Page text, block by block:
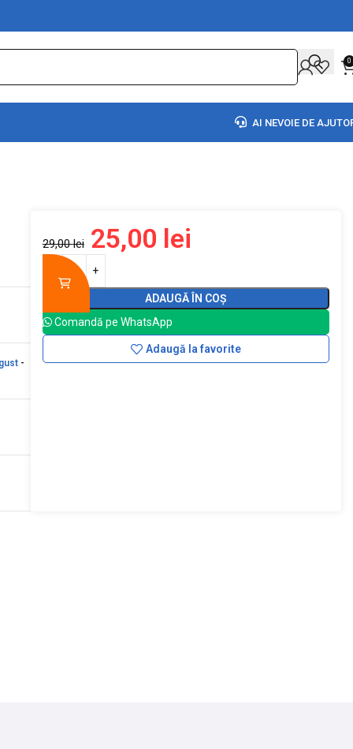
0
AI NEVOIE DE
-
29,00lei 25,00 lei
ADAUGĂ ÎN COȘ
Comandă pe WhatsApp
Adaugă la favorite